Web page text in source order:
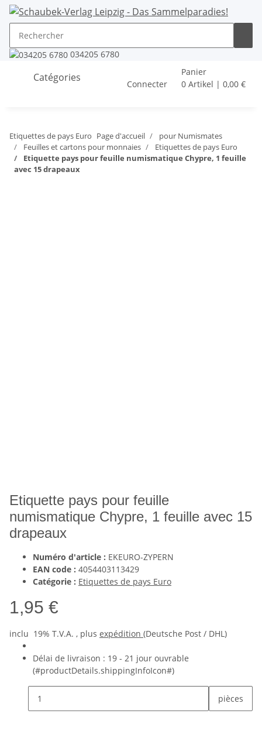
034205 6780
Catégories
Connecter
Panier
0 Artikel | 0,00 €
Etiquettes de pays Euro Page d'accueil
pour Numismates
Feuilles et cartons pour monnaies
Etiquettes de pays Euro
Etiquette pays pour feuille numismatique Chypre, 1 feuille
avec 15 drapeaux
Etiquette pays pour feuille
numismatique Chypre, 1 feuille avec 15
drapeaux
Numéro d'article : EKEURO-ZYPERN
EAN code : 4054403113429
Catégorie : Etiquettes de pays Euro
1,95 €
inclu 19% T.V.A. , plus expédition (Deutsche Post / DHL)
Délai de livraison : 19 - 21 jour ouvrable
(#productDetails.shippingInfoIcon#)
pièces